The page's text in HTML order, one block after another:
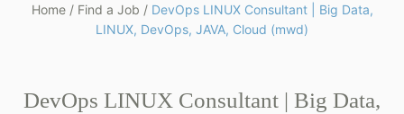
Home/ Find a Job / DevOps LINUX Consultant | Big Data,
LINUX, DevOps, JAVA, Cloud (mwd)
DevOps LINUX Consultant | Big Data,